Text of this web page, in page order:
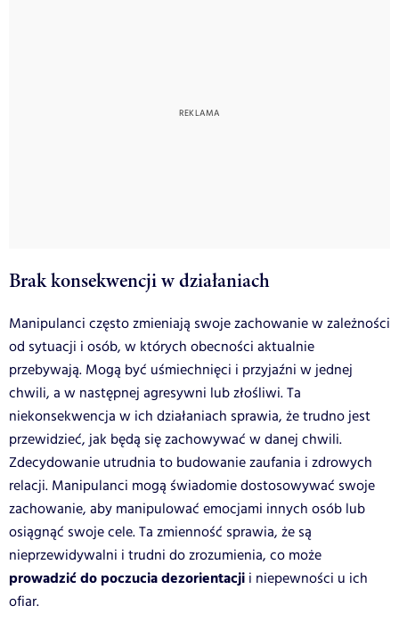
Brak konsekwencji w działaniach
Manipulanci często zmieniają swoje zachowanie w zależności
od sytuacji i osób, w których obecności aktualnie
przebywają. Mogą być uśmiechnięci i przyjaźni w jednej
chwili, a w następnej agresywni lub złośliwi. Ta
niekonsekwencja w ich działaniach sprawia, że trudno jest
przewidzieć, jak będą się zachowywać w danej chwili.
Zdecydowanie utrudnia to budowanie zaufania i zdrowych
relacji. Manipulanci mogą świadomie dostosowywać swoje
zachowanie, aby manipulować emocjami innych osób lub
osiągnąć swoje cele. Ta zmienność sprawia, że są
nieprzewidywalni i trudni do zrozumienia, co może
prowadzić do poczucia dezorientacji i niepewności u ich
ofiar.